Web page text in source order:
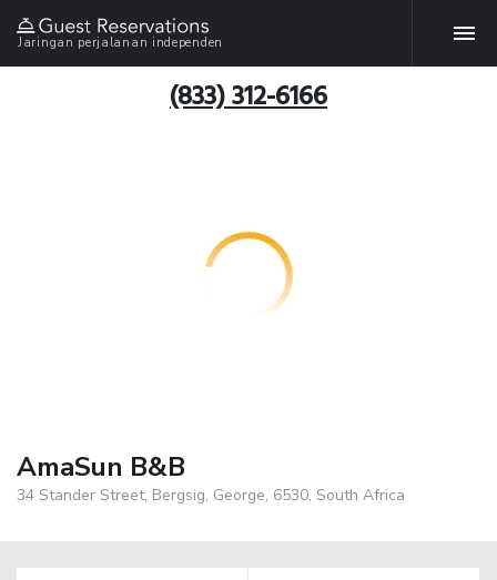
Jaringan perjalanan independen
(833) 312-6166
AmaSun B&B
34 Stander Street, Bergsig, George, 6530, South Africa